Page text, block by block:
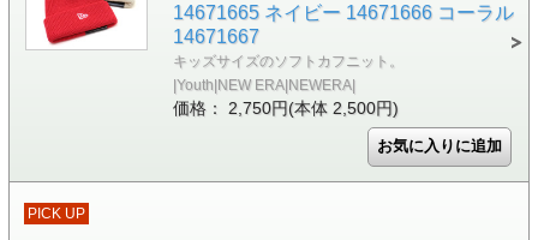
14671665 ネイビー 14671666 コーラル
14671667
キッズサイズのソフトカフニット。
|Youth|NEW ERA|NEWERA|
価格： 2,750円(本体 2,500円)
PICK UP